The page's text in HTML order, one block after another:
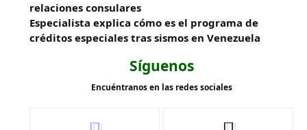
relaciones consulares
Especialista explica cómo es el programa de
créditos especiales tras sismos en Venezuela
Síguenos
Encuéntranos en las redes sociales